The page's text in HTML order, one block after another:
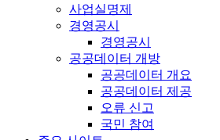
사업실명제
경영공시
경영공시
공공데이터 개방
공공데이터 개요
공공데이터 제공
오류 신고
국민 참여